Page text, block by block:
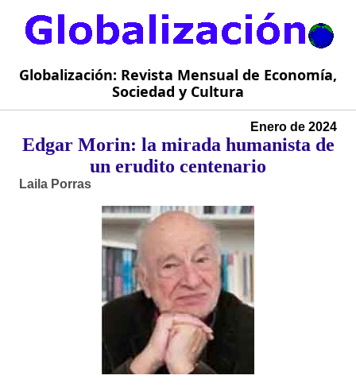
Globalización: Revista Mensual de Economía,
Sociedad y Cultura
Enero de 2024
Edgar Morin: la mirada humanista de
un erudito centenario
Laila Porras